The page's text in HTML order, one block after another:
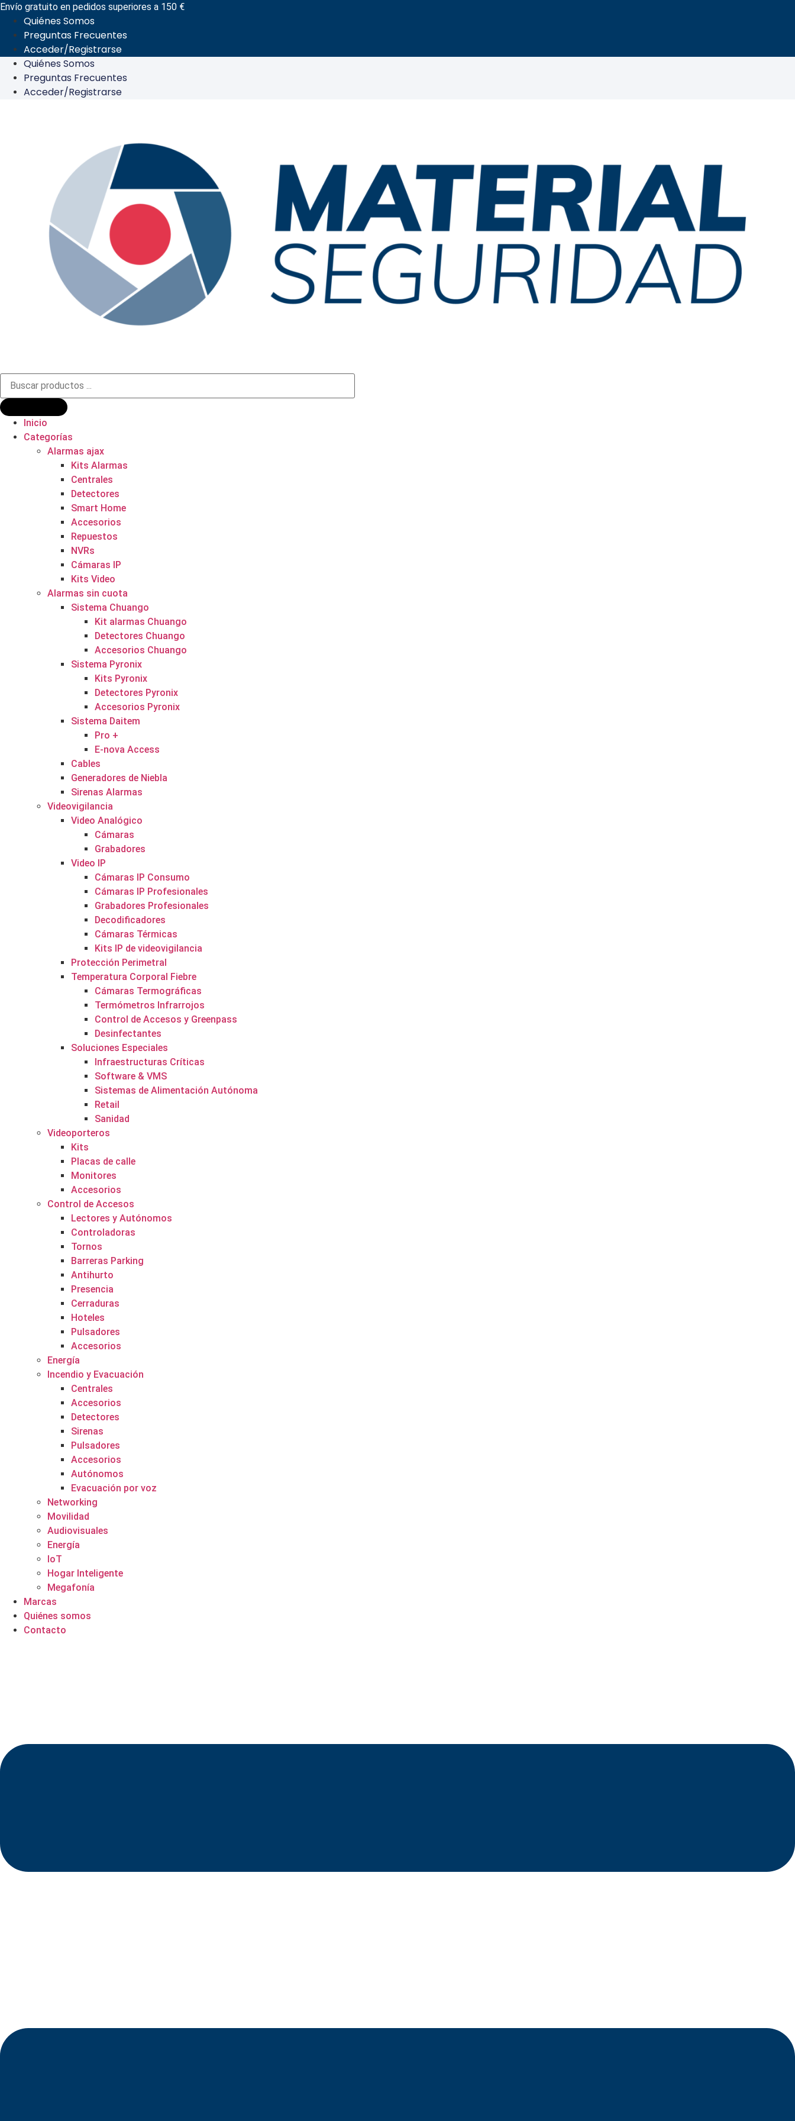
Ir
contenido
Envío gratuito en pedidos superiores a 150 €
Quiénes Somos
Preguntas Frecuentes
Acceder/Registrarse
Quiénes Somos
Preguntas Frecuentes
Acceder/Registrarse
Búsqueda
productos
Inicio
Categorías
Alarmas ajax
Kits Alarmas
Centrales
Detectores
Smart Home
Accesorios
Repuestos
NVRs
Cámaras IP
Kits Video
Alarmas sin cuota
Sistema Chuango
Kit alarmas Chuango
Detectores Chuango
Accesorios Chuango
Sistema Pyronix
Kits Pyronix
Detectores Pyronix
Accesorios Pyronix
Sistema Daitem
Pro +
E-nova Access
Cables
Generadores de Niebla
Sirenas Alarmas
Videovigilancia
Video Analógico
Cámaras
Grabadores
Video IP
Cámaras IP Consumo
Cámaras IP Profesionales
Grabadores Profesionales
Decodificadores
Cámaras Térmicas
Kits IP de videovigilancia
Protección Perimetral
Temperatura Corporal Fiebre
Cámaras Termográficas
Termómetros Infrarrojos
Control de Accesos y Greenpass
Desinfectantes
Soluciones Especiales
Infraestructuras Críticas
Software & VMS
Sistemas de Alimentación Autónoma
Retail
Sanidad
Videoporteros
Kits
Placas de calle
Monitores
Accesorios
Control de Accesos
Lectores y Autónomos
Controladoras
Tornos
Barreras Parking
Antihurto
Presencia
Cerraduras
Hoteles
Pulsadores
Accesorios
Energía
Incendio y Evacuación
Centrales
Accesorios
Detectores
Sirenas
Pulsadores
Accesorios
Autónomos
Evacuación por voz
Networking
Movilidad
Audiovisuales
Energía
IoT
Hogar Inteligente
Megafonía
Marcas
Quiénes somos
Contacto